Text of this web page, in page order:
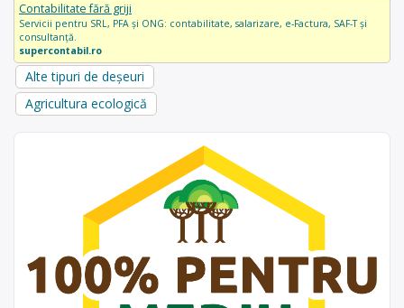
Contabilitate fără griji
Servicii pentru SRL, PFA și ONG: contabilitate, salarizare, e-Factura, SAF-T și
consultanță.
supercontabil.ro
Alte tipuri de deșeuri
Agricultura ecologică